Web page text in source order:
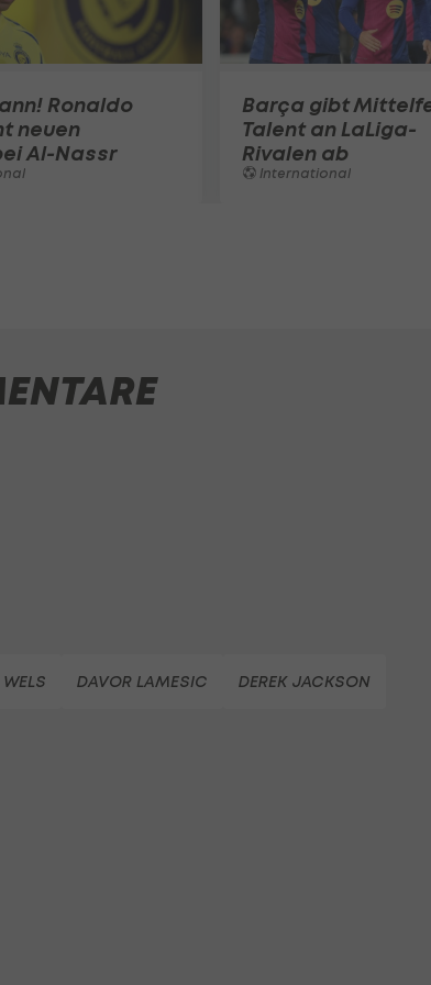
Ronaldo
neuen
Al-Nassr
Barça gibt
Talent an LaLiga-
Rivalen ab
International
DAVOR LAMESIC DEREK JACKSON